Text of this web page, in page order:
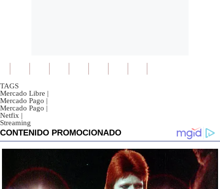
TAGS
Mercado Libre |
Mercado Pago |
Mercado Pago |
Netfix |
Streaming